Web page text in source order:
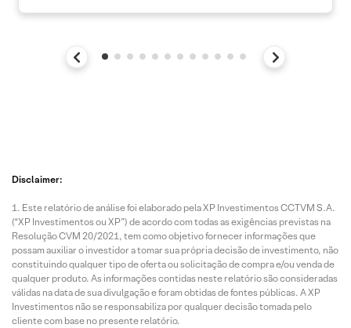
Disclaimer:
Este relatório de análise foi elaborado pela XP Investimentos CCTVM S.A.
(“XP Investimentos ou XP”) de acordo com todas as exigências previstas na
Resolução CVM 20/2021, tem como objetivo fornecer informações que
possam auxiliar o investidor a tomar sua própria decisão de investimento, não
constituindo qualquer tipo de oferta ou solicitação de compra e/ou venda de
qualquer produto. As informações contidas neste relatório são consideradas
válidas na data de sua divulgação e foram obtidas de fontes públicas. A XP
Investimentos não se responsabiliza por qualquer decisão tomada pelo
cliente com base no presente relatório.